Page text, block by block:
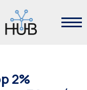
2%